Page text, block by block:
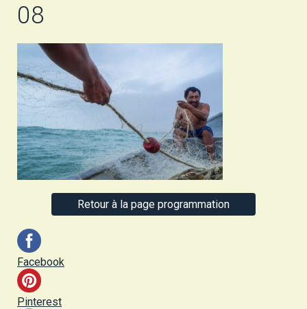
08
Retour à la page programmation
Facebook
Pinterest